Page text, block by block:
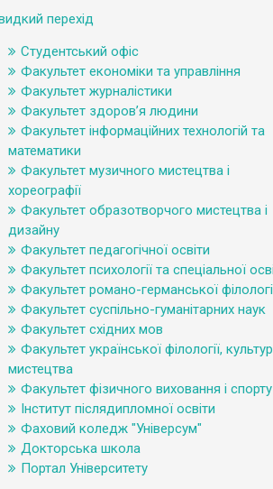
перехід
Студентський офіс
Факультет економіки та управління
Факультет журналістики
Факультет здоров’я людини
Факультет інформаційних технологій та
математики
Факультет музичного мистецтва і
хореографії
Факультет образотворчого мистецтва і
дизайну
Факультет педагогічної освіти
Факультет психології та спеціальної
Факультет романо-германської
Факультет суспільно-гуманітарних наук
Факультет східних мов
Факультет української філології,
мистецтва
Факультет фізичного виховання і спорту
Інститут післядипломної освіти
Фаховий коледж "Універсум"
Докторська школа
Портал Університету